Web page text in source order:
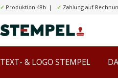
✓ Produktion 48h | ✓ Zahlung auf
TEXT- & LOGO STEMPEL